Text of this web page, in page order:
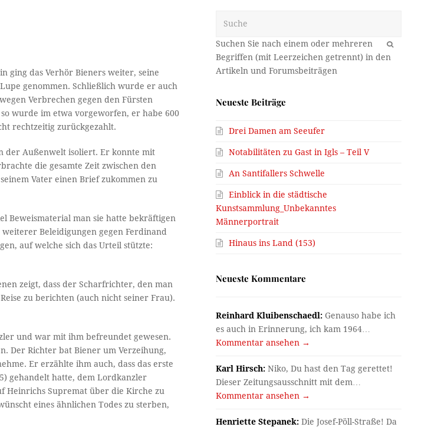
ging das Verhör Bieners weiter, seine
genommen. Schließlich wurde er auch
Verbrechen gegen den Fürsten
wurde im etwa vorgeworfen, er habe 600
rechtzeitig zurückgezahlt.
der Außenwelt isoliert. Er konnte mit
die gesamte Zeit zwischen den
Vater einen Brief zukommen zu
Beweismaterial man sie hatte bekräftigen
Beleidigungen gegen Ferdinand
auf welche sich das Urteil stützte:
zeigt, dass der Scharfrichter, den man
zu berichten (auch nicht seiner Frau).
und war mit ihm befreundet gewesen.
Der Richter bat Biener um Verzeihung,
Er erzählte ihm auch, dass das erste
gehandelt hatte, dem Lordkanzler
Heinrichs Supremat über die Kirche zu
eines ähnlichen Todes zu sterben,
OK
Neueste Beiträge
Drei Damen am Seeufer
Notabilitäten zu Gast in Igls – Teil V
An Santifallers Schwelle
Einblick in die städtische
Kunstsammlung_Unbekanntes
Männerportrait
Hinaus ins Land (153)
Neueste Kommentare
Reinhard Kluibenschaedl: Genauso habe ich
es auch in Erinnerung, ich kam 1964…
Kommentar ansehen →
Karl Hirsch: Niko, Du hast den Tag gerettet!
Dieser Zeitungsausschnitt mit dem…
Kommentar ansehen →
Henriette Stepanek: Die Josef-Pöll-Straße! Da